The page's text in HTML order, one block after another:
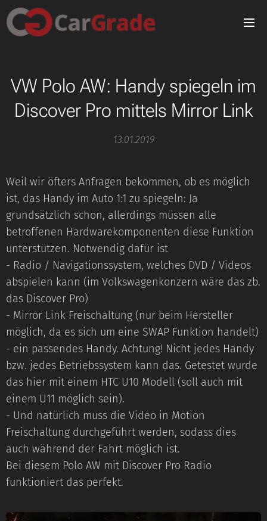
VW Polo AW: Handy spiegeln im
Discover Pro mittels Mirror Link
13.01.2019
Weil wir öfters Anfragen bekommen, ob es möglich
ist, das Handy im Auto 1:1 zu spiegeln: Ja
grundsätzlich schon, allerdings müssen alle
betroffenen Hardwarekomponenten diese Funktion
unterstützen. Notwendig dafür ist
- Radio / Navigationssystem, welches DVD / Videos
abspielen kann (im Volkswagenkonzern wäre das zb.
das Discover Pro)
- Mirror Link Freischaltung (nur beim Hersteller
möglich, da es sich um eine SWAP Funktion handelt)
- ein passendes Handy. Achtung! Nicht jedes Handy
bzw. jedes Betriebssystem kann das. Getestet wurde
das hier mit einem HTC U10 Modell (soll auch mit
einem U11 möglich sein).
- Und natürlich muss die Video in Motion
Freischaltung durchgeführt werden, sodass dies
auch während der Fahrt möglich ist.
Bei diesem Polo AW mit Discover Pro Radio
funktioniert das perfekt.